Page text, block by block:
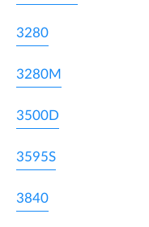
3280
3280M
3500D
3595S
3840